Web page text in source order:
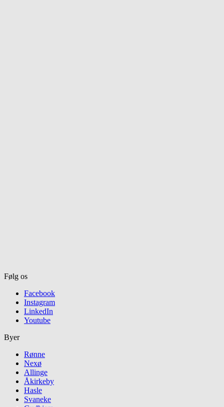
Følg os
Facebook
Instagram
LinkedIn
Youtube
Byer
Rønne
Nexø
Allinge
Åkirkeby
Hasle
Svaneke